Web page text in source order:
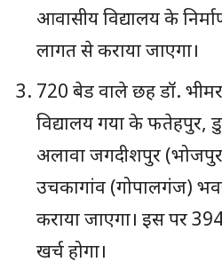
आवासीय विद्यालय के
लागत से कराया जाएगा।
720 बेड वाले छह डॉ.
विद्यालय गया के
अलावा जगदीशपुर
उचकागांव (गोपालगंज)
कराया जाएगा। इस पर
खर्च होगा।